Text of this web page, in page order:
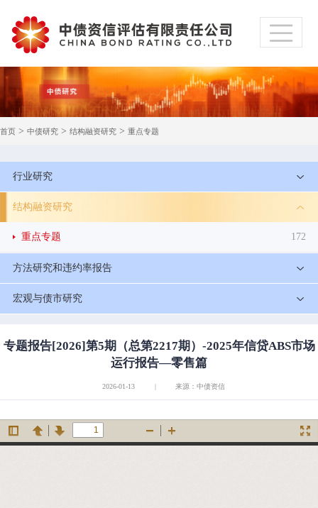
首页 > 中债研究 > 结构融资研究 > 重点专题
行业研究
结构融资研究
重点专题 172
方法研究和违约率报告
宏观与债市研究
专题报告[2026]第5期（总第2217期）-2025年信贷ABS市场
运行报告—零售篇
2026-01-13 | 来源：中债资信